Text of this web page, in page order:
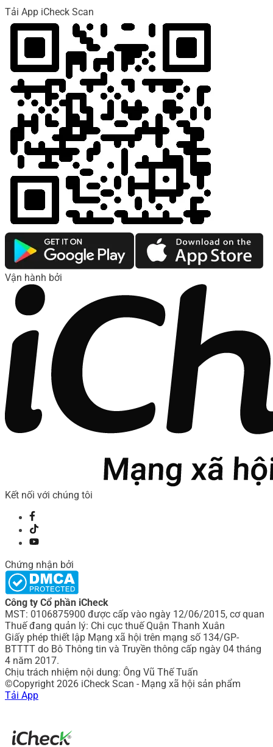
Tải App iCheck Scan
Vận hành bởi
Kết nối với chúng tôi
Chứng nhận bởi
Công ty Cổ phần iCheck
MST: 0106875900 được cấp vào ngày 12/06/2015, cơ quan
Thuế đang quản lý: Chi cục thuế Quận Thanh Xuân
Giấy phép thiết lập Mạng xã hội trên mạng số 134/GP-
BTTTT do Bô Thông tin và Truyền thông cấp ngày 04 tháng
4 năm 2017.
Chịu trách nhiệm nội dung: Ông Vũ Thế Tuấn
©Copyright 2026 iCheck Scan - Mạng xã hội sản phẩm
Tải App